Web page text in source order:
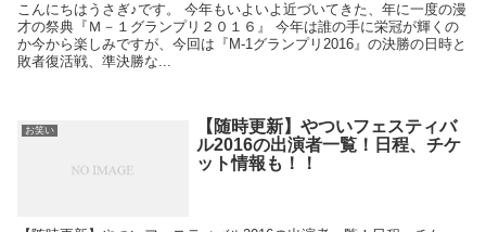
こんにちはうさぎ♪です。 今年もいよいよ近づいてきた、年に一度の漫
才の祭典『Ｍ－１グランプリ２０１６』 今年は誰の手に栄冠が輝くの
か今から楽しみですが、今回は『M-1グランプリ2016』の決勝の日時と
敗者復活戦、準決勝な...
お笑い
【随時更新】やついフェスティバ
ル2016の出演者一覧！日程、チケ
ット情報も！！